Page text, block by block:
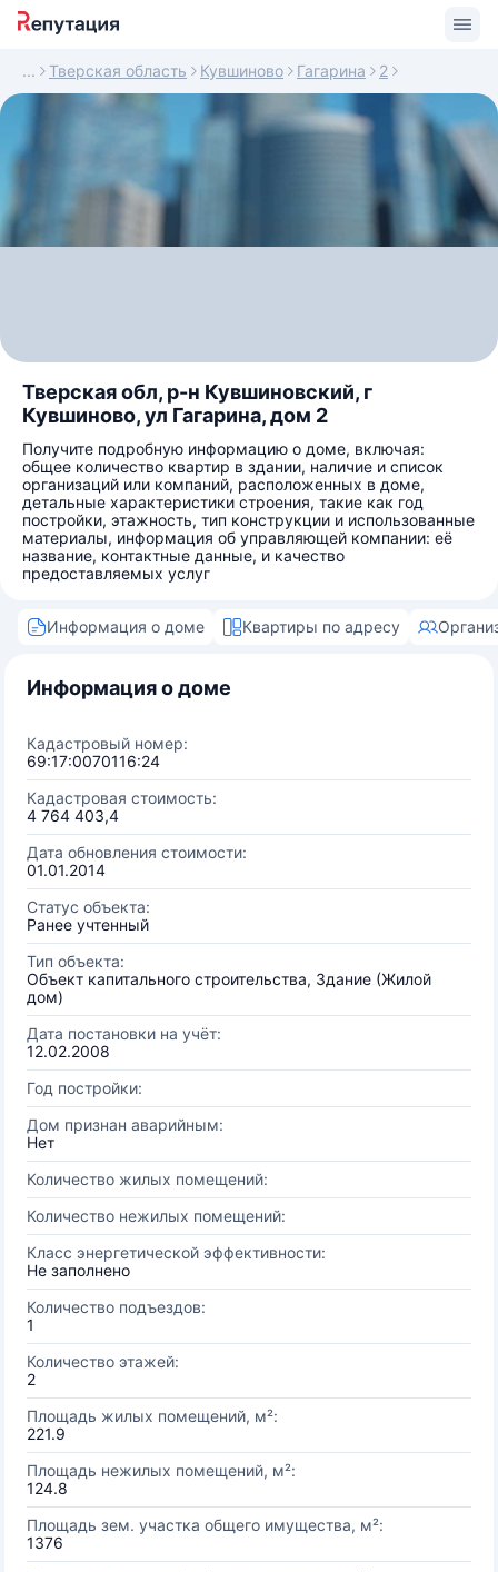
Тверская область Кувшиново Гагарина 2
Тверская обл, р-н Кувшиновский, г
Кувшиново, ул Гагарина, дом 2
Получите подробную информацию о доме, включая:
общее количество квартир в здании, наличие и список
организаций или компаний, расположенных в доме,
детальные характеристики строения, такие как год
постройки, этажность, тип конструкции и использованные
материалы, информация об управляющей компании: её
название, контактные данные, и качество
предоставляемых услуг
Информация о доме Квартиры по адресу
Информация о доме
Кадастровый номер:
69:17:0070116:24
Кадастровая стоимость:
4 764 403,4
Дата обновления стоимости:
01.01.2014
Статус объекта:
Ранее учтенный
Тип объекта:
Объект капитального строительства, Здание (Жилой
дом)
Дата постановки на учёт:
12.02.2008
Год постройки:
Дом признан аварийным:
Нет
Количество жилых помещений:
Количество нежилых помещений:
Класс энергетической эффективности:
Не заполнено
Количество подъездов:
1
Количество этажей:
2
Площадь жилых помещений, м²:
221.9
Площадь нежилых помещений, м²:
124.8
Площадь зем. участка общего имущества, м²:
1376